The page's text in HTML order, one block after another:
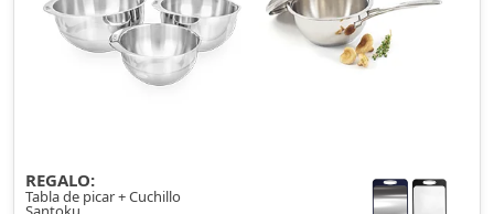
REGALO:
Tabla de picar + Cuchillo